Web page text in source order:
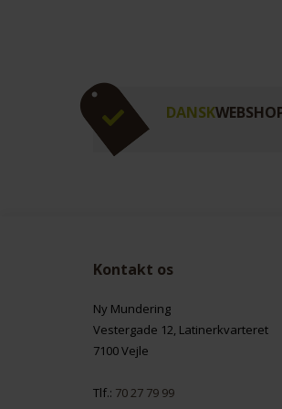
DANSK
Kontakt os
Ny Mundering
Vestergade 12, Latinerkvarteret
7100 Vejle
Tlf.: 70 27 79 99